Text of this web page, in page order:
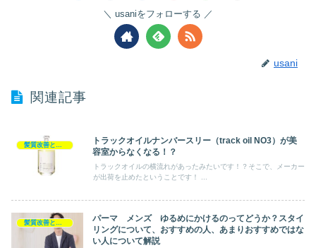
usaniをフォローする
usani
関連記事
トラックオイルナンバースリー（track oil NO3）が美
容室からなくなる！？
トラックオイルの横流れがあったみたいです！？そこで、メーカー
が出荷を止めたということです！ ...
パーマ メンズ ゆるめにかけるのってどうか？スタイ
リングについて、おすすめの人、あまりおすすめではな
い人について解説